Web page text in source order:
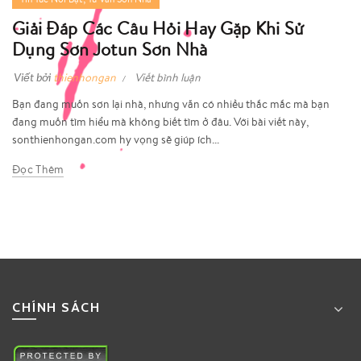
Giải Đáp Các Câu Hỏi Hay Gặp Khi Sử
Dụng Sơn Jotun Sơn Nhà
Viết bởi thienhongan
Viết bình luận
Bạn đang muốn sơn lại nhà, nhưng vẫn có nhiều thắc mắc mà bạn
đang muốn tìm hiểu mà không biết tìm ở đâu. Với bài viết này,
sonthienhongan.com hy vọng sẽ giúp ích...
Đọc Thêm
CHÍNH SÁCH